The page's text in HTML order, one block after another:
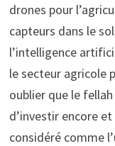
drones pour
capteurs dans le
l’intelligence
le secteur agricole
oublier que le
d’investir encore
considéré comme